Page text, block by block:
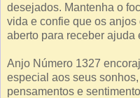
desejados. Mantenha o
vida e confie que os
aberto para receber ajuda
Anjo Número 1327
especial aos seus
pensamentos e